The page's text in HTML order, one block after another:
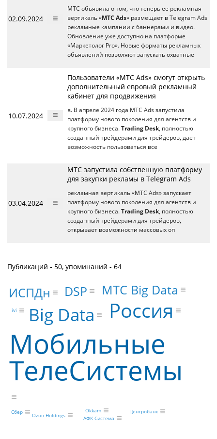
02.09.2024
МТС объявила о том, что теперь ее рекламная
вертикаль «МТС Ads» размещает в Telegram Ads
рекламные кампании с баннерами и видео.
Обновление уже доступно на платформе
«Маркетолог Pro». Новые форматы рекламных
объявлений позволяют запускать охватные
10.07.2024
Пользователи «МТС Ads» смогут открыть
дополнительный евровый рекламный
кабинет для продвижения
в. В апреле 2024 года МТС Ads запустила
платформу нового поколения для агентств и
крупного бизнеса. Trading Desk, полностью
созданный трейдерами для трейдеров, дает
возможность пользоваться все
03.04.2024
МТС запустила собственную платформу
для закупки рекламы в Telegram Ads
рекламная вертикаль «МТС Ads» запускает
платформу нового поколения для агентств и
крупного бизнеса. Trading Desk, полностью
созданный трейдерами для трейдеров,
открывает возможности массовых оп
Публикаций - 50, упоминаний - 64
Мобильные
ТелеСистемы
Россия
Big Data
МТС Big Data
DSP
ИСПДн
Сбер
ivi
Ozon Holdings АФК Система
Центробанк
Okkam